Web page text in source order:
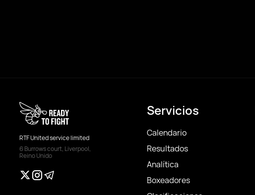
RTF United service limited
6 Burrows court, Liverpool,
Reino Unido
Servicios
Calendario
Resultados
Analítica
Boxeadores